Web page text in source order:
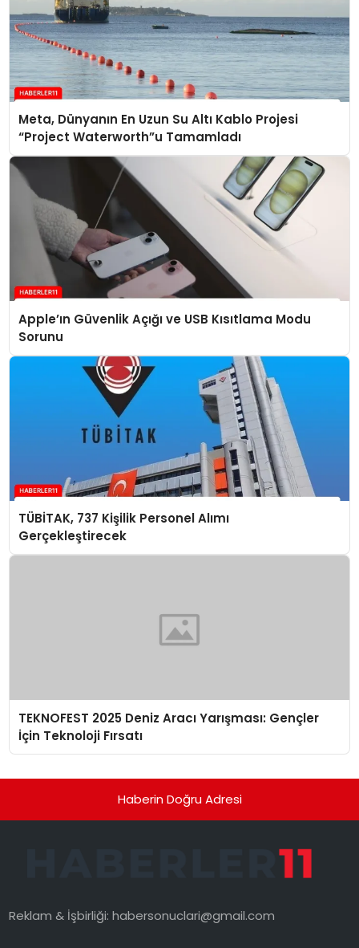
Meta, Dünyanın En Uzun Su Altı Kablo Projesi
“Project Waterworth”u Tamamladı
Apple’ın Güvenlik Açığı ve USB Kısıtlama Modu
Sorunu
TÜBİTAK, 737 Kişilik Personel Alımı
Gerçekleştirecek
TEKNOFEST 2025 Deniz Aracı Yarışması: Gençler
İçin Teknoloji Fırsatı
Haberin Doğru Adresi
Reklam & İşbirliği:habersonuclari@gmail.com